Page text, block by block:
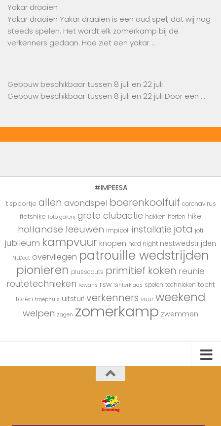
Yakar draaien
Yakar draaien Yakar draaien is een oud spel, dat wij nog
steeds spelen. Het wordt elk zomerkamp bij de
verkenners gedaan. Hoe ziet een yakar …
Gebouw beschikbaar tussen 8 juli en 22 juli
Gebouw beschikbaar tussen 8 juli en 22 juli Door een …
#IMPEESA
't spoortje allen avondspel boerenkoolfuif coronavirus
fietshike foto galerij grote clubactie hakken herten hike
hollandse leeuwen impipoll installatie jota joti
jubileum kampvuur knopen nerd night nestwedstrijden
NLDoet overvliegen patrouille wedstrijden
pionieren plusscouts primitief koken reunie
routetechnieken rowans rsw Sinterklaas spelen technieken tocht
toren troephuis uitstuif verkenners vuur weekend
welpen zagen zomerkamp zwemmen